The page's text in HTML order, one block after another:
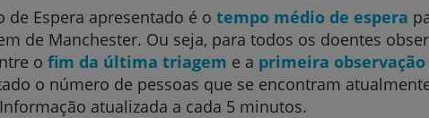
de Espera apresentado é o tempo médio de espera
de Manchester. Ou seja, para todos os doentes
o fim da última triagem e a primeira
o número de pessoas que se encontram
atualizada a cada 5 minutos.